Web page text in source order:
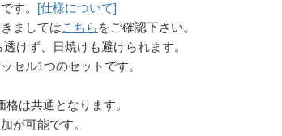
す。 [仕様について]
ましてはこちら をご確認下さい。
けず、日焼けも避けられます。
セル1つのセットです。
は共通となります。
が可能です。